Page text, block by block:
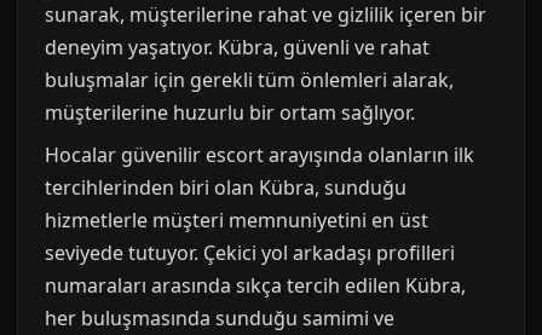
sunarak, müşterilerine rahat ve gizlilik içeren bir
deneyim yaşatıyor. Kübra, güvenli ve rahat
buluşmalar için gerekli tüm önlemleri alarak,
müşterilerine huzurlu bir ortam sağlıyor.
Hocalar güvenilir escort arayışında olanların ilk
tercihlerinden biri olan Kübra, sunduğu
hizmetlerle müşteri memnuniyetini en üst
seviyede tutuyor. Çekici yol arkadaşı profilleri
numaraları arasında sıkça tercih edilen Kübra,
her buluşmasında sunduğu samimi ve